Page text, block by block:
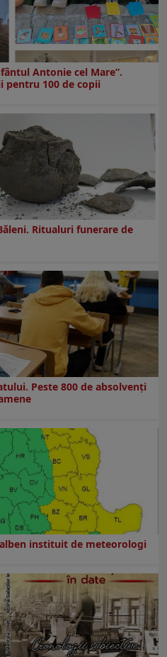
Antonie cel Mare”.
pentru 100 de copii
Ritualuri funerare de
Peste 800 de absolvenţi
instituit de meteorologi